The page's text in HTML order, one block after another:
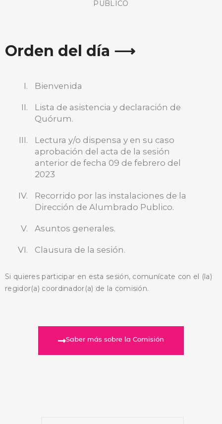
PUBLICO
Orden del día ⟶
Bienvenida
Lista de asistencia y declaración de
Quórum.
Lectura y/o dispensa y en su caso
aprobación del acta de la sesión
anterior de fecha 09 de febrero del
2023
Recorrido por las instalaciones de la
Dirección de Alumbrado Publico.
Asuntos generales.
Clausura de la sesión.
Si quieres participar en esta sesión, comunícate con el (la)
regidor(a) coordinador(a) de la comisión.
Saber más sobre la Comisión